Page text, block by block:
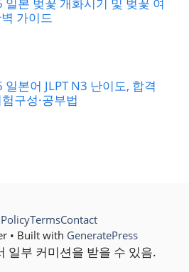
가이드
일본어 JLPT N3 난이도, 합격
험구성·공부법
• Built with GeneratePress
일부 커미션을 받을 수 있음.
TermsContact